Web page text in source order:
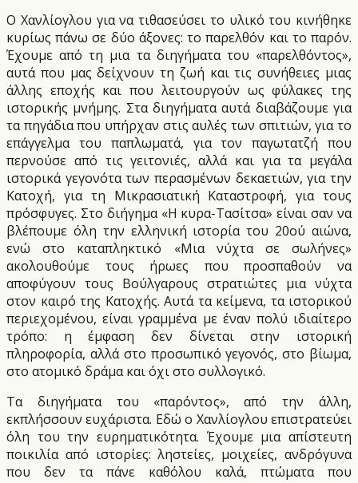
Ο Χανλίογλου για να τιθασεύσει το υλικό του κινήθηκε
κυρίως πάνω σε δύο άξονες: το παρελθόν και το παρόν.
Έχουμε από τη μια τα διηγήματα του «παρελθόντος»,
αυτά που μας δείχνουν τη ζωή και τις συνήθειες μιας
άλλης εποχής και που λειτουργούν ως φύλακες της
ιστορικής μνήμης. Στα διηγήματα αυτά διαβάζουμε για
τα πηγάδια που υπήρχαν στις αυλές των σπιτιών, για το
επάγγελμα του παπλωματά, για τον παγωτατζή που
περνούσε από τις γειτονιές, αλλά και για τα μεγάλα
ιστορικά γεγονότα των περασμένων δεκαετιών, για την
Κατοχή, για τη Μικρασιατική Καταστροφή, για τους
πρόσφυγες. Στο διήγημα «Η κυρα-Τασίτσα» είναι σαν να
βλέπουμε όλη την ελληνική ιστορία του 20ού αιώνα,
ενώ στο καταπληκτικό «Μια νύχτα σε σωλήνες»
ακολουθούμε τους ήρωες που προσπαθούν να
αποφύγουν τους Βούλγαρους στρατιώτες μια νύχτα
στον καιρό της Κατοχής. Αυτά τα κείμενα, τα ιστορικού
περιεχομένου, είναι γραμμένα με έναν πολύ ιδιαίτερο
τρόπο: η έμφαση δεν δίνεται στην ιστορική
πληροφορία, αλλά στο προσωπικό γεγονός, στο βίωμα,
στο ατομικό δράμα και όχι στο συλλογικό.
Τα διηγήματα του «παρόντος», από την άλλη,
εκπλήσσουν ευχάριστα. Εδώ ο Χανλίογλου επιστρατεύει
όλη του την ευρηματικότητα. Έχουμε μια απίστευτη
ποικιλία από ιστορίες: ληστείες, μοιχείες, ανδρόγυνα
που δεν τα πάνε καθόλου καλά, πτώματα που